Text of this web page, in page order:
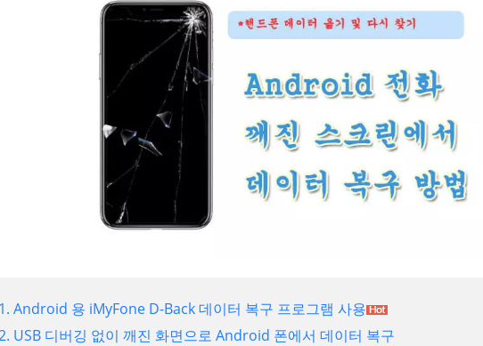
Android 용 iMyFone D-Back 데이터 복구 프로그램 사용
USB 디버깅 없이 깨진 화면으로 Android 폰에서 데이터 복구